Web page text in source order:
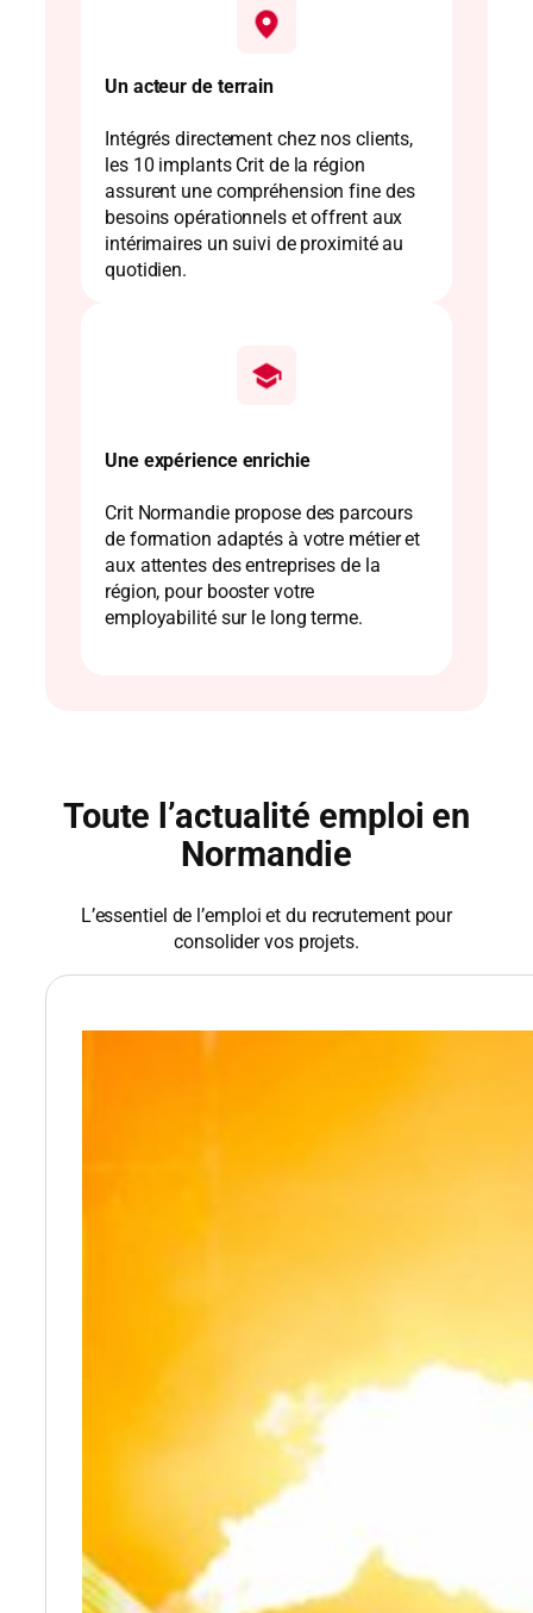
Un acteur de terrain
Intégrés directement chez nos clients,
les 10 implants Crit de la région
assurent une compréhension fine des
besoins opérationnels et offrent aux
intérimaires un suivi de proximité au
quotidien.
Une expérience enrichie
Crit Normandie propose des parcours
de formation adaptés à votre métier et
aux attentes des entreprises de la
région, pour booster votre
employabilité sur le long terme.
Toute l’actualité emploi en
Normandie
L’essentiel de l’emploi et du recrutement pour
consolider vos projets.